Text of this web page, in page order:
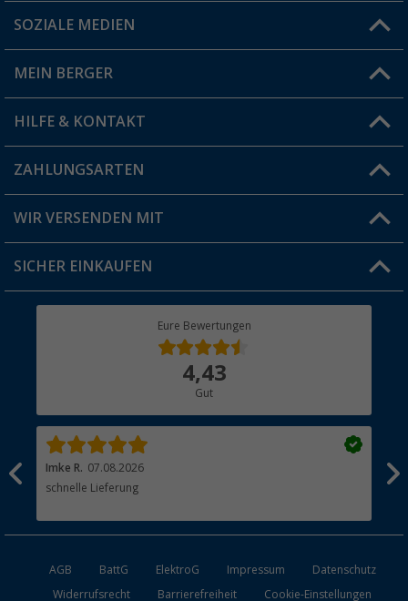
Du hast eine Frage?
Filiale finden
SOZIALE MEDIEN
MEIN BERGER
Vorteilskarte
Blog
Jobs & Karriere
HILFE & KONTAKT
FAQ & Kontakt
Versandinformationen
Rücksendung
ZAHLUNGSARTEN
WIR VERSENDEN MIT
SICHER EINKAUFEN
Eure Bewertungen
4,43
Gut
Imke R. 07.08.2026
schnelle Lieferung
AGB BattG ElektroG Impressum
Datenschutz
Widerrufsrecht
Barrierefreiheit Cookie-Einstellungen